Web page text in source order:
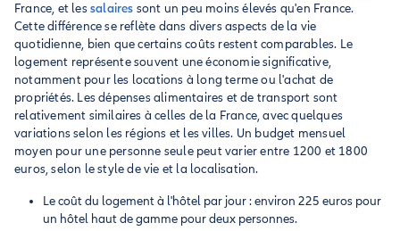
France, et lessalaires sont un peu moins élevés qu'en France.
Cette différence se reflète dans divers aspects de la vie
quotidienne, bien que certains coûts restent comparables. Le
logement représente souvent une économie significative,
notamment pour les locations à long terme ou l'achat de
propriétés. Les dépenses alimentaires et de transport sont
relativement similaires à celles de la France, avec quelques
variations selon les régions et les villes. Un budget mensuel
moyen pour une personne seule peut varier entre 1200 et 1800
euros, selon le style de vie et la localisation.
Le coût du logement à l'hôtel par jour : environ 225 euros pour
un hôtel haut de gamme pour deux personnes.